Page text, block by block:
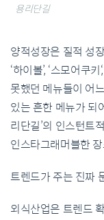
용리단길
양적성장은 질적 성
‘하이볼’, ‘스모어쿠
못했던 메뉴들이 어
있는 흔한 메뉴가 되
리단길’의 인스턴트
인스타그래머블한
트렌드가 주는 진짜
외식산업은 트렌드